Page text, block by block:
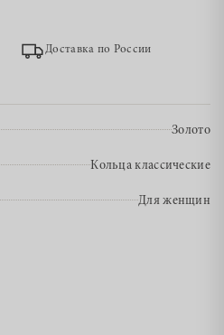
Доставка по России
Золото
Кольца классические
Для женщин